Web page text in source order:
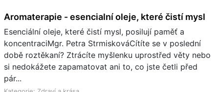
Aromaterapie - esencialní oleje, které čistí mysl
Esenciální oleje, které čistí mysl, posilují paměť a
koncentraciMgr. Petra StrmiskováCítíte se v poslední
době roztěkaní? Ztrácíte myšlenku uprostřed věty nebo
si nedokážete zapamatovat ani to, co jste četli před
pár...